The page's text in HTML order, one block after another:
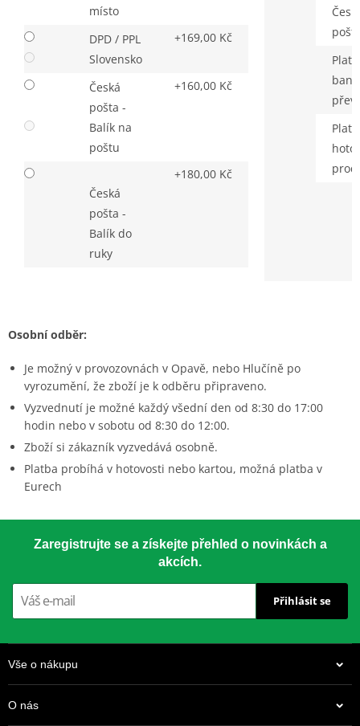
místo
DPD / PPL
Slovensko
+169,00 Kč
Česká
pošta -
Balík na
poštu
+160,00 Kč
Česká
pošta -
Balík do
ruky
+180,00 Kč
Osobní odběr:
Je možný v provozovnách v Opavě, nebo Hlučíně po
vyrozumění, že zboží je k odběru připraveno.
Vyzvednutí je možné každý všední den od 8:30 do 17:00
hodin nebo v sobotu od 8:30 do 12:00.
Zboží si zákazník vyzvedává osobně.
Platba probíhá v hotovosti nebo kartou, možná platba v
Eurech
Zaregistrujte se a získejte přehled o novinkách a
akcích.
Přihlásit se
Vše o nákupu
O nás